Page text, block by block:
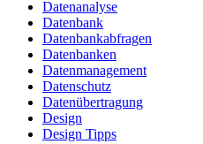
Datenanalyse
Datenbank
Datenbankabfragen
Datenbanken
Datenmanagement
Datenschutz
Datenübertragung
Design
Design Tipps